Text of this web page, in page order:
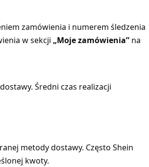
zamówienia i numerem śledzenia
w sekcji „Moje zamówienia”na
Średni czas realizacji
metody dostawy. Często Shein
kwoty.